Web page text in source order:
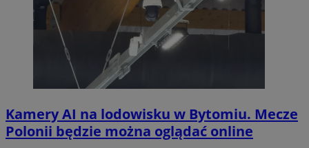
Kamery AI na lodowisku w Bytomiu. Mecze
Polonii będzie można oglądać online